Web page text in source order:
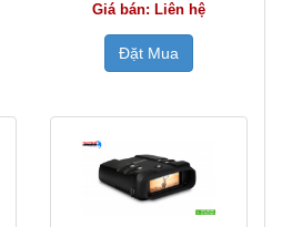
Giá bán: Liên hệ
Đặt Mua